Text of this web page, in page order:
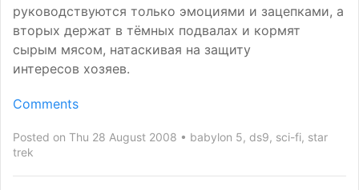
руководствуются только эмоциями и зацепками, а
вторых держат в тёмных подвалах и кормят
сырым мясом, натаскивая на защиту
интересов хозяев.
Comments
Posted on Thu 28 August 2008 babylon 5, ds9, sci-fi, star
trek